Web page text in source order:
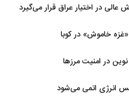
عالی در اختیار عراق قرار می‌گیرد
خاموش» در کوبا
در امنیت مرزها
انرژی اتمی می‌شود